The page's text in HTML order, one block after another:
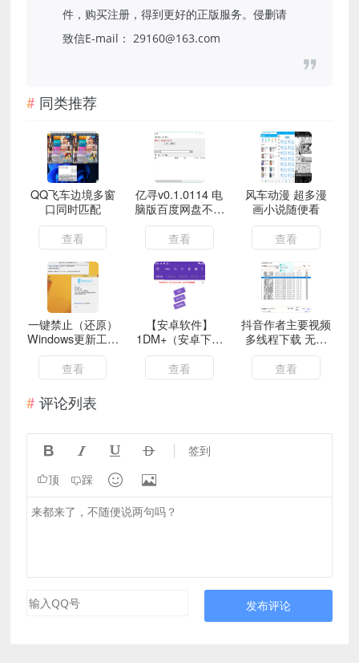
件，购买注册，得到更好的正版服务。侵删请
致信E-mail： 29160@163.com
同类推荐
QQ飞车边境多窗
口同时匹配
查看
亿寻v0.1.0114 电
脑版百度网盘不限
速下载器
查看
风车动漫 超多漫
画小说随便看
查看
一键禁止（还原）
Windows更新工具
【适用于任何
Edition】V1.1
查看
【安卓软件】
1DM+（安卓下载
器）
查看
抖音作者主要视频
多线程下载 无需
Cookies 官方接口
查看
评论列表
    签到
顶 踩  
发布评论